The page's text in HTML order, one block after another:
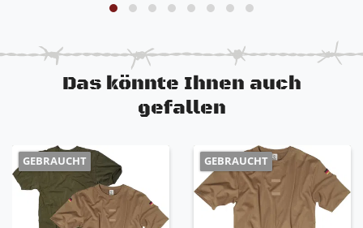
Das könnte Ihnen auch
gefallen
GEBRAUCHT GEBRAUCHT